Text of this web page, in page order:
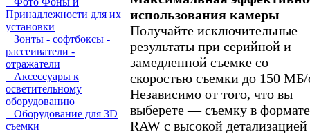
Принадлежности для их
установки
Зонты - софтбоксы -
рассеиватели -
отражатели
Аксессуары к
осветительному
оборудованию
Оборудование для 3D
съемки
использования камеры
Получайте исключительные
результаты при серийной и
замедленной съемке со
скоростью съемки до 150 МБ/
Независимо от того, что вы
выберете — съемку в формате
RAW с высокой детализацией